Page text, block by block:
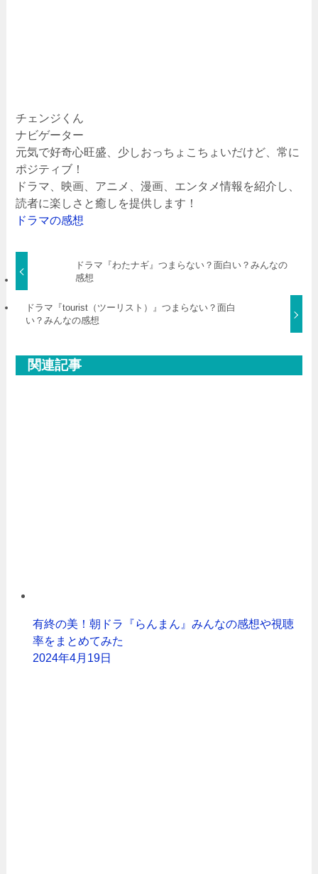
チェンジくん
ナビゲーター
元気で好奇心旺盛、少しおっちょこちょいだけど、常に
ポジティブ！
ドラマ、映画、アニメ、漫画、エンタメ情報を紹介し、
読者に楽しさと癒しを提供します！
ドラマの感想
ドラマ『わたナギ』つまらない？面白い？みんなの
感想
ドラマ『tourist（ツーリスト）』つまらない？面白
い？みんなの感想
関連記事
有終の美！朝ドラ『らんまん』みんなの感想や視聴
率をまとめてみた
2024年4月19日